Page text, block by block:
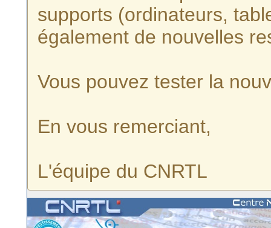
supports (ordinateurs,
également de nouvelles
Vous pouvez tester la
En vous remerciant,
L'équipe du CNRTL